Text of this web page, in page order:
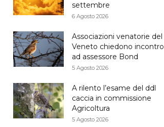
settembre
6 Agosto 2026
Associazioni venatorie del
Veneto chiedono incontro
ad assessore Bond
5 Agosto 2026
A rilento l’esame del ddl
caccia in commissione
Agricoltura
5 Agosto 2026